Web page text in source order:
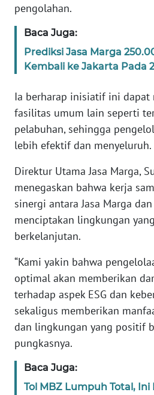
pengolahan.
Baca Juga:
Prediksi Jasa Marga
Kembali ke Jakarta Pada
Ia berharap inisiatif ini
fasilitas umum lain seperti
pelabuhan, sehingga
lebih efektif dan menyeluruh.
Direktur Utama Jasa Marga,
menegaskan bahwa kerja
sinergi antara Jasa Marga
menciptakan lingkungan
berkelanjutan.
“Kami yakin bahwa
optimal akan memberikan
terhadap aspek ESG dan
sekaligus memberikan
dan lingkungan yang positif
pungkasnya.
Baca Juga:
Tol MBZ Lumpuh Total,
PEDOMAN
MEDIA
KARIR
Wahana
Regional
WN
SUMUT
WN
JAKARTA
WN
JABAR
BANTEN